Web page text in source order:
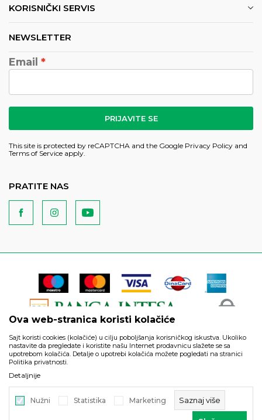
KORISNIČKI SERVIS
NEWSLETTER
Email
PRIJAVITE SE
This site is protected by reCAPTCHA and the Google Privacy Policy and
Terms of Service apply.
PRATITE NAS
artikli prikazani na sajtu su deo naše ponude i ne podrazumeva
da su dostupni u svakom trenutku.
, IzradaNB SOFT. Sva prava
Ova web-stranica koristi kolačiće
Sajt koristi cookies (kolačiće) u cilju poboljšanja korisničkog iskustva. Ukoliko
nastavite da pregledate i koristite našu Internet prodavnicu slažete se sa
upotrebom kolačića. Detalje o upotrebi kolačića možete pogledati na stranici
Politika privatnosti.
Detaljnije
Nužni Statistika Marketing Saznaj više